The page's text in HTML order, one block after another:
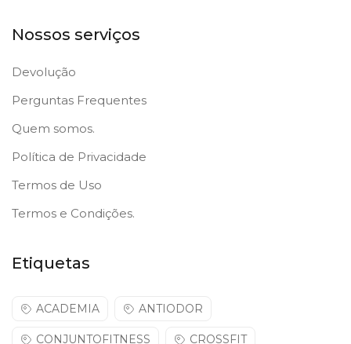
Nossos serviços
Devolução
Perguntas Frequentes
Quem somos.
Política de Privacidade
Termos de Uso
Termos e Condições.
Etiquetas
ACADEMIA ANTIODOR
CONJUNTOFITNESS CROSSFIT